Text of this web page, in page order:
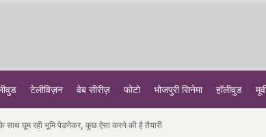
टेलीविज़न वेब सीरीज़ फोटो भोजपुरी सिनेमा हॉलीवुड
साथ घूम रही भूमि पेडनेकर, कुछ ऐसा करने की है तैयारी